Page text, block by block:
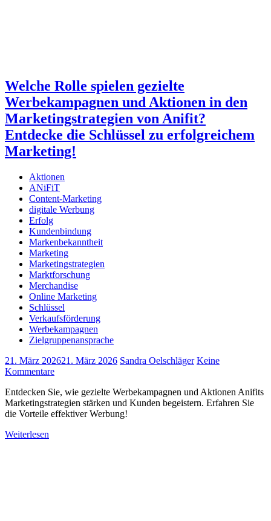
Welche Rolle spielen gezielte
Werbekampagnen und Aktionen in den
Marketingstrategien von Anifit?
Entdecke die Schlüssel zu erfolgreichem
Marketing!
Aktionen
ANiFiT
Content-Marketing
digitale Werbung
Erfolg
Kundenbindung
Markenbekanntheit
Marketing
Marketingstrategien
Marktforschung
Merchandise
Online Marketing
Schlüssel
Verkaufsförderung
Werbekampagnen
Zielgruppenansprache
21. März 202621. März 2026 Sandra Oelschläger Keine
Kommentare
Entdecken Sie, wie gezielte Werbekampagnen und Aktionen Anifits
Marketingstrategien stärken und Kunden begeistern. Erfahren Sie
die Vorteile effektiver Werbung!
Weiterlesen